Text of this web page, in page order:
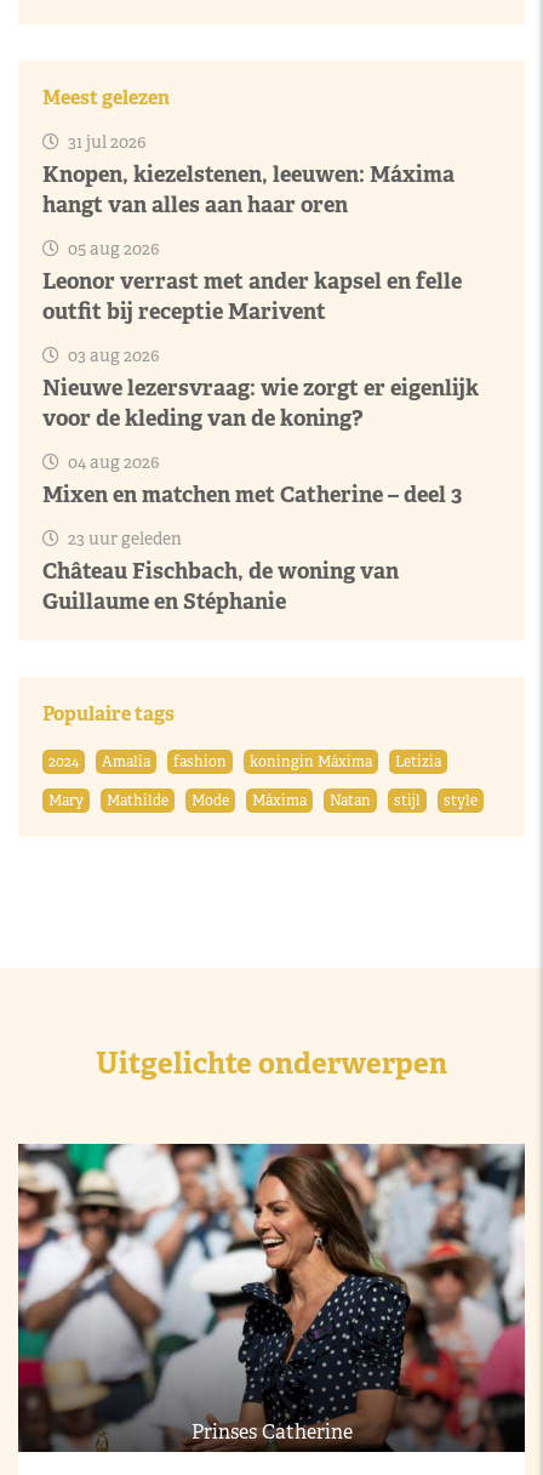
Meest gelezen
31 jul 2026
Knopen, kiezelstenen, leeuwen: Máxima
hangt van alles aan haar oren
05 aug 2026
Leonor verrast met ander kapsel en felle
outfit bij receptie Marivent
03 aug 2026
Nieuwe lezersvraag: wie zorgt er eigenlijk
voor de kleding van de koning?
04 aug 2026
Mixen en matchen met Catherine – deel 3
23 uur geleden
Château Fischbach, de woning van
Guillaume en Stéphanie
Populaire tags
2024 Amalia fashion koningin Máxima
Letizia
Mary
Mathilde Mode Máxima Natan stijl style
Uitgelichte onderwerpen
Prinses Catherine